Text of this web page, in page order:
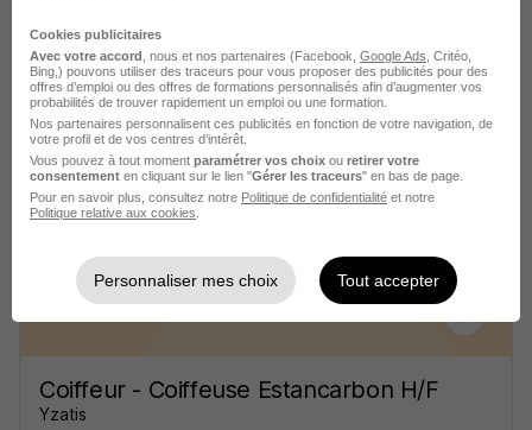
Coiffeur - Coiffeuse H/F
Stephan
Gourdan-Polignan - 31 CDI 1 867,02 € / mois
Voir l’offre
il y a 1 jour
Coiffeur - Coiffeuse Estancarbon H/F
Yzatis
Cookies publicitaires
Avec votre accord , nous et nos partenaires (Facebook, Google Ads , Critéo,
Bing,) pouvons utiliser des traceurs pour vous proposer des publicités pour des
offres d’emploi ou des offres de formations personnalisés afin d’augmenter vos
probabilités de trouver rapidement un emploi ou une formation.
Nos partenaires personnalisent ces publicités en fonction de votre navigation, de
votre profil et de vos centres d’intérêt.
Vous pouvez à tout moment paramétrer vos choix ou retirer votre
consentement en cliquant sur le lien "Gérer les traceurs" en bas de page.
Pour en savoir plus, consultez notre Politique de confidentialité et notre
Politique relative aux cookies
Personnaliser mes choix Tout accepter